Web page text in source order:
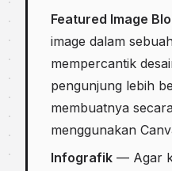
Featured Image
image dalam
mempercantik
pengunjung lebih
membuatnya
menggunakan
Infografik— Agar